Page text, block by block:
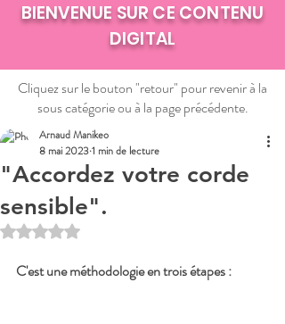
BIENVENUE SUR CE CONTENU
DIGITAL
Cliquez sur le bouton "retour" pour revenir à la
sous catégorie ou à la page précédente.
"Accordez votre corde
sensible".
Arnaud Manikeo
8 mai 20231 min de lecture
Noté NaN étoiles sur 5.
C'est une méthodologie en trois étapes :